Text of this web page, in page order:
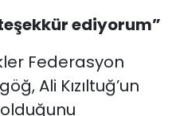
ediyorum”
Federasyon
Ali Kızıltuğ’un